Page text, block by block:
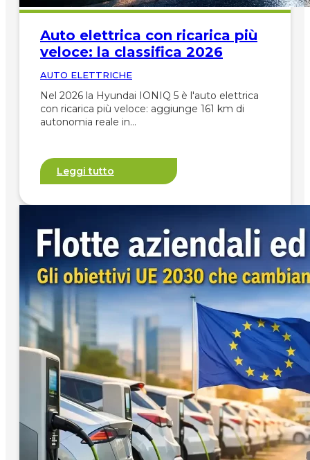
Auto elettrica con ricarica più
veloce: la classifica 2026
AUTO ELETTRICHE
Nel 2026 la Hyundai IONIQ 5 è l'auto elettrica
con ricarica più veloce: aggiunge 161 km di
autonomia reale in…
Leggi tutto